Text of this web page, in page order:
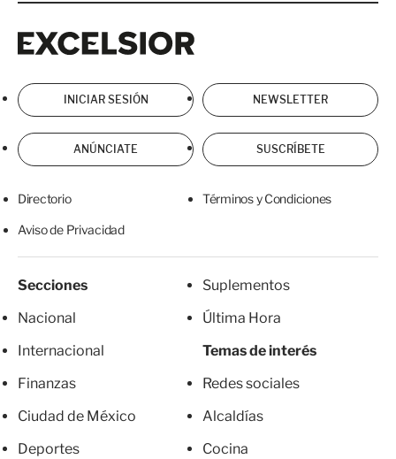
INICIAR SESIÓN NEWSLETTER
ANÚNCIATE SUSCRÍBETE
Directorio Términos y Condiciones
Aviso de Privacidad
Secciones
Nacional
Internacional
Finanzas
Ciudad de México
Deportes
Suplementos
Última Hora
Temas de interés
Redes sociales
Alcaldías
Cocina